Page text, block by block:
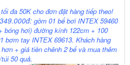
tối đa 50K cho đơn đặt hàng tiếp theo!
gồm 01 bể bơi INTEX 59460
bóng hơi) đường kính 122cm + 100
bơm tay INTEX 69613. Khách hàng
+ giá tiền chênh 2 bể và mua thêm
50 quả.